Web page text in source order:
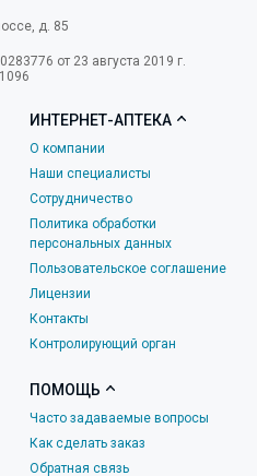
д. 85
от 23 августа 2019 г.
ИНТЕРНЕТ-АПТЕКА
О компании
Наши специалисты
Сотрудничество
Политика обработки
персональных данных
Пользовательское соглашение
Лицензии
Контакты
Контролирующий орган
ПОМОЩЬ
Часто задаваемые вопросы
Как сделать заказ
Обратная связь